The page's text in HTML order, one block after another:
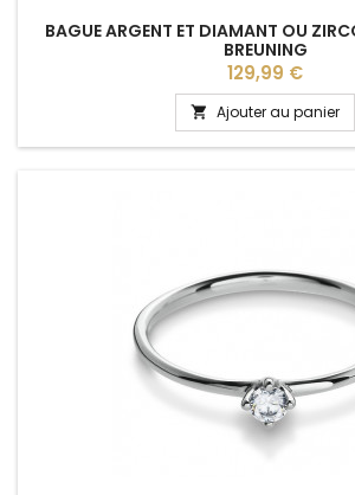
BAGUE ARGENT ET DIAMANT OU
BREUNING
Prix
129,99 €
 Ajouter au panier